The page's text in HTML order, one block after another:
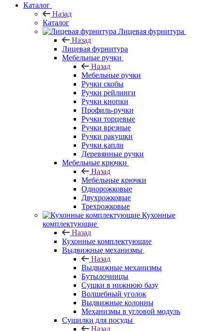
Каталог
Назад
Каталог
Лицевая фурнитура
Назад
Лицевая фурнитура
Мебельные ручки
Назад
Мебельные ручки
Ручки скобы
Ручки рейлинги
Ручки кнопки
Профиль-ручки
Ручки торцевые
Ручки врезные
Ручки ракушки
Ручки капли
Деревянные ручки
Мебельные крючки
Назад
Мебельные крючки
Однорожковые
Двухрожковые
Трехрожковые
Кухонные
комплектующие
Назад
Кухонные комплектующие
Выдвижные механизмы
Назад
Выдвижные механизмы
Бутылочницы
Сушки в нижнюю базу
Волшебный уголок
Выдвижные колонны
Механизмы в угловой модуль
Сушилки для посуды
Назад